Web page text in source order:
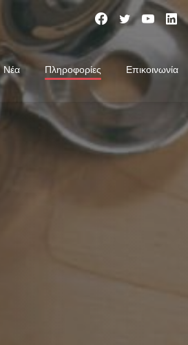
Νέα Πληροφορίες Επικοινωνία